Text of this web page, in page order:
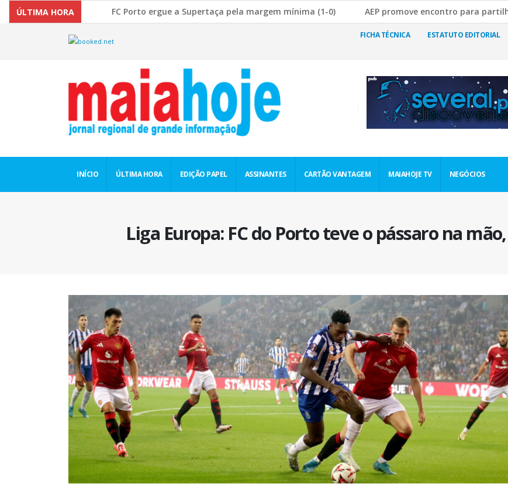
ÚLTIMA HORAFC Porto ergue a Supertaça pela margem mínima (1-0) AEP promove encontro para partilha de
Comissão Europeia quer ouvir as PME’s sobre a Rutura da Cadeia de Abastecimento JF Nogueira e
FICHA TÉCNICA ESTATUTO EDITORIAL
INÍCIO ÚLTIMA HORA EDIÇÃO PAPEL ASSINANTES CARTÃO VANTAGEM MAIAHOJE TV NEGÓCIOS
Liga Europa: FC do Porto teve o pássaro na
FC Porto ergue a Supertaça
pela margem mínima (1-0)
2 de Agosto, 2026
AEP promove encontro para
partilha de boas práticas na
integração de requerentes de
proteção internacional
28 de Julho, 2026
Exame de Época com Nota
Alta: FC Porto vence Aston
Villa (2-1)
26 de Julho, 2026
AEP desafia empresas na QSP
Summit e revela prioridades
do tecido empresarial em dois
minutos
17 de Julho, 2026
O Fator Humano na Era
Algorítmica: As Grandes
Linhas de Força do QSP
Summit 2026
7 de Julho, 2026
Leça FC vence Campeonato de
Portugal na final do Jamor
11 de Junho, 2026
FC Porto ergue a
pela margem
2 de Agosto, 2026
AEP promove
partilha de boas
integração de
proteção internacional
28 de Julho, 2026
Exame de Época
Alta: FC Porto
Villa (2-1)
26 de Julho, 2026